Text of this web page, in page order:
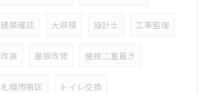
建築確認 大規模 設計士 工事監理
改装 屋根改修 屋根二重葺き
札幌市南区 トイレ交換